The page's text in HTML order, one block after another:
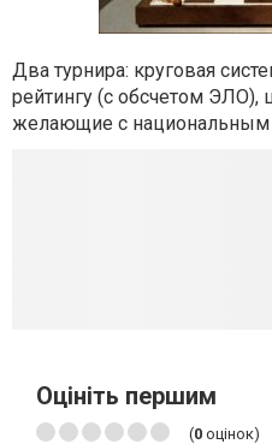
Два турнира: круговая
рейтингу (с обсчетом
желающие с национальным
Оцініть першим
(0 оцінок)